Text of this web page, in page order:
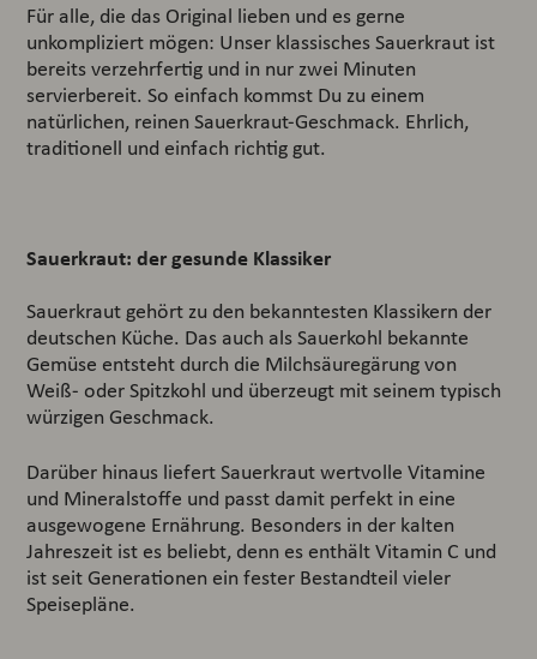
Für alle, die das Original lieben und es gerne
unkompliziert mögen: Unser klassisches Sauerkraut ist
bereits verzehrfertig und in nur zwei Minuten
servierbereit. So einfach kommst Du zu einem
natürlichen, reinen Sauerkraut-Geschmack. Ehrlich,
traditionell und einfach richtig gut.
Sauerkraut: der gesunde Klassiker
Sauerkraut gehört zu den bekanntesten Klassikern der
deutschen Küche. Das auch als Sauerkohl bekannte
Gemüse entsteht durch die Milchsäuregärung von
Weiß- oder Spitzkohl und überzeugt mit seinem typisch
würzigen Geschmack.
Darüber hinaus liefert Sauerkraut wertvolle Vitamine
und Mineralstoffe und passt damit perfekt in eine
ausgewogene Ernährung. Besonders in der kalten
Jahreszeit ist es beliebt, denn es enthält Vitamin C und
ist seit Generationen ein fester Bestandteil vieler
Speisepläne.